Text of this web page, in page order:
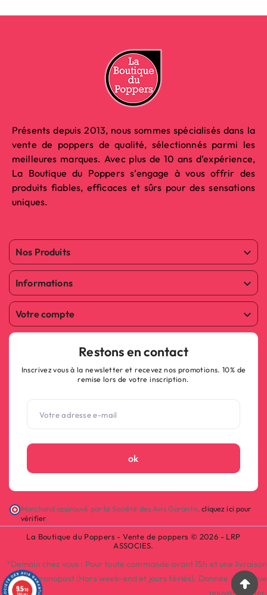
Présents depuis 2013, nous sommes spécialisés dans la
vente de poppers de qualité, sélectionnés parmi les
meilleures marques. Avec plus de 10 ans d’expérience,
La Boutique du Poppers s’engage à vous offrir des
produits fiables, efficaces et sûrs pour des sensations
uniques.
Nos Produits 
Informations 
Votre compte 
Restons en contact
Inscrivez vous à la newsletter et recevez nos promotions. 10% de
remise lors de votre inscription.
ok
Marchand approuvé par la Société des Avis Garantis,cliquez ici pour
vérifier.
La Boutique du Poppers - Vente de poppers © 2026 - LRP
ASSOCIES.
*Demain chez vous : Pour toute commande avant 15h et une livraison
par Chronopost (Hors week-end et jours fériés). Donnée indicative
pouvant varier.
9.5/10